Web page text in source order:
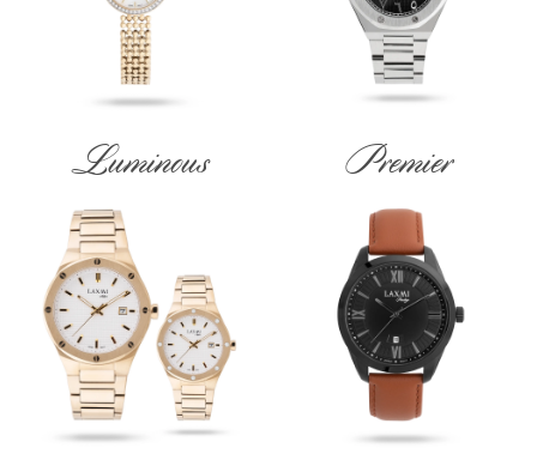
Premier
Luminous